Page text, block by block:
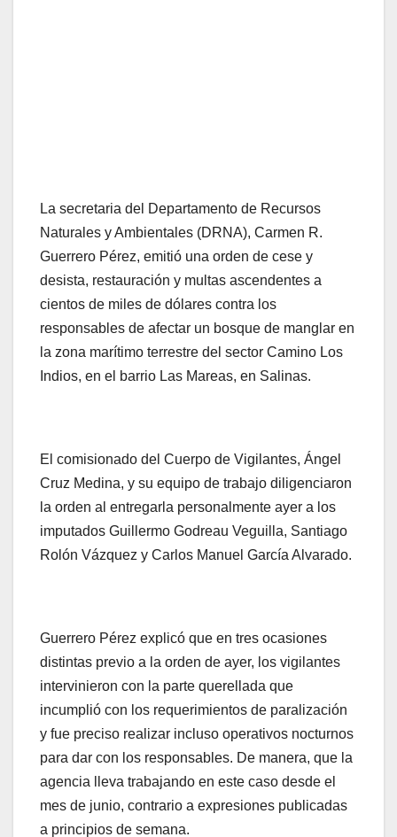
La secretaria del Departamento de Recursos
Naturales y Ambientales (DRNA), Carmen R.
Guerrero Pérez, emitió una orden de cese y
desista, restauración y multas ascendentes a
cientos de miles de dólares contra los
responsables de afectar un bosque de manglar en
la zona marítimo terrestre del sector Camino Los
Indios, en el barrio Las Mareas, en Salinas.
El comisionado del Cuerpo de Vigilantes, Ángel
Cruz Medina, y su equipo de trabajo diligenciaron
la orden al entregarla personalmente ayer a los
imputados Guillermo Godreau Veguilla, Santiago
Rolón Vázquez y Carlos Manuel García Alvarado.
Guerrero Pérez explicó que en tres ocasiones
distintas previo a la orden de ayer, los vigilantes
intervinieron con la parte querellada que
incumplió con los requerimientos de paralización
y fue preciso realizar incluso operativos nocturnos
para dar con los responsables. De manera, que la
agencia lleva trabajando en este caso desde el
mes de junio, contrario a expresiones publicadas
a principios de semana.